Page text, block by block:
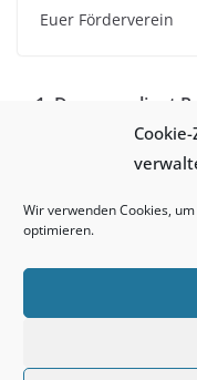
Wir verwenden Cookies,
optimieren.
Euer Förderverein
1. Damen gelingt
(36:24) – Im
28.09.2014 !!!